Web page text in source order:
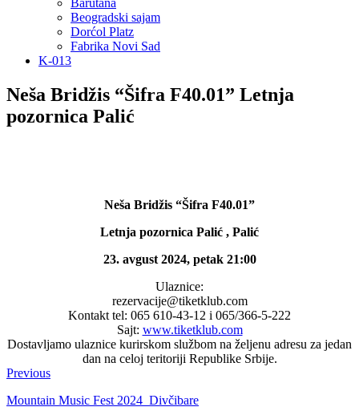
Barutana
Beogradski sajam
Dorćol Platz
Fabrika Novi Sad
K-013
Neša Bridžis “Šifra F40.01” Letnja
pozornica Palić
Neša Bridžis “Šifra F40.01”
Letnja pozornica Palić , Palić
23. avgust 2024, petak 21:00
Ulaznice:
rezervacije@tiketklub.com
Kontakt tel: 065 610-43-12 i 065/366-5-222
Sajt: www.tiketklub.com
Dostavljamo ulaznice kurirskom službom na željenu adresu za jedan
dan na celoj teritoriji Republike Srbije.
Previous
Mountain Music Fest 2024 Divčibare